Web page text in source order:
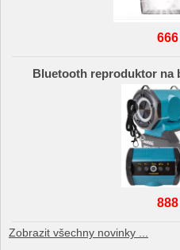
Bluetooth reproduktor na
Zobrazit všechny novinky ...